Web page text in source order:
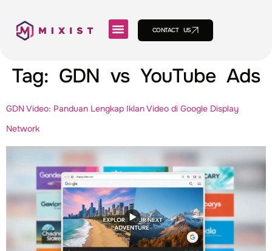
CONTACT US
Tag: GDN vs YouTube Ads
GDN Video: Panduan Lengkap Iklan Video di Google Display
Network